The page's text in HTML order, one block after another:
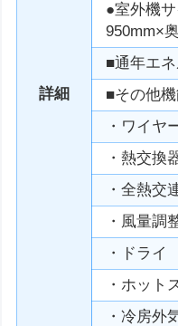
詳細
●室外機
950mm×
■通年エ
■その他
・ワイヤ
・熱交換
・全熱交
・風量調
・ドライ
・ホット
・冷房外